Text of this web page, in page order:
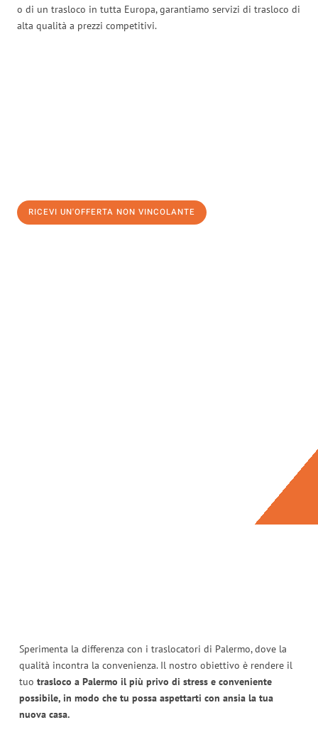
o di un trasloco in tutta Europa, garantiamo servizi di trasloco di
alta qualità a prezzi competitivi.
RICEVI UN'OFFERTA NON VINCOLANTE
Sperimenta la differenza con i traslocatori di Palermo, dove la
qualità incontra la convenienza. Il nostro obiettivo è rendere il
tuo trasloco a Palermo il più privo di stress e conveniente
possibile, in modo che tu possa aspettarti con ansia la tua
nuova casa.